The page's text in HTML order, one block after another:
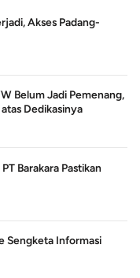
Akses Padang-
Belum Jadi Pemenang,
Dedikasinya
Barakara Pastikan
Sengketa Informasi